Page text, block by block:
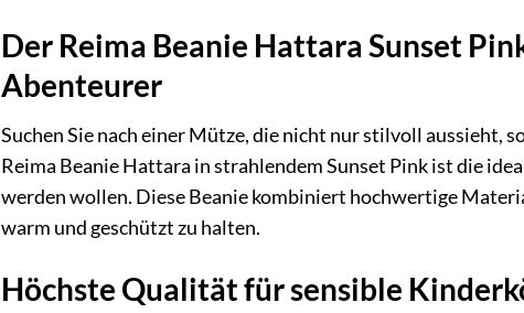
Der Reima Beanie Hattara Sunset
Abenteurer
Suchen Sie nach einer Mütze, die nicht nur stilvoll aussieht,
Reima Beanie Hattara in strahlendem Sunset Pink ist die
werden wollen. Diese Beanie kombiniert hochwertige
warm und geschützt zu halten.
Höchste Qualität für sensible